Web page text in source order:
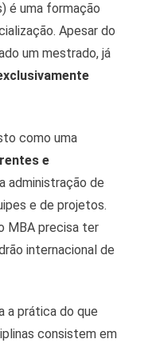
é uma formação
Apesar do
um mestrado, já
como uma
e
administração de
e de projetos.
MBA precisa ter
internacional de
a prática do que
consistem em